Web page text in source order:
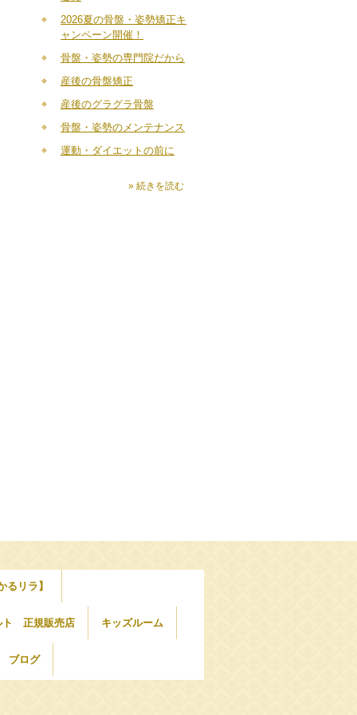
2026夏の骨盤・姿勢矯正キ
ャンペーン開催！
骨盤・姿勢の専門院だから
産後の骨盤矯正
産後のグラグラ骨盤
骨盤・姿勢のメンテナンス
運動・ダイエットの前に
» 続きを読む
リラ】
ト 正規販売店 キッズルーム
ブログ